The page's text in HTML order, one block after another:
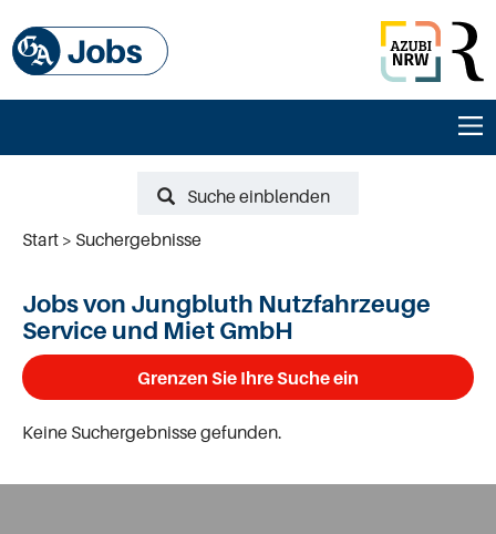
Suche einblenden
Start
Suchergebnisse
Jobs von Jungbluth Nutzfahrzeuge
Service und Miet GmbH
Grenzen Sie Ihre Suche ein
Keine Suchergebnisse gefunden.